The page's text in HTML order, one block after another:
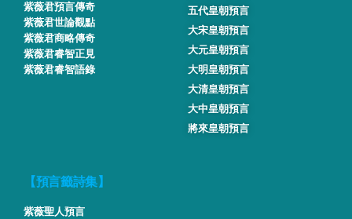
紫薇君預言傳奇
紫薇君世論觀點
紫薇君商略傳奇
紫薇君睿智正見
紫薇君睿智語錄
五代皇朝預言
大宋皇朝預言
大元皇朝預言
大明皇朝預言
大清皇朝預言
大中皇朝預言
將來皇朝預言
【預言籤詩集】
紫薇聖人預言